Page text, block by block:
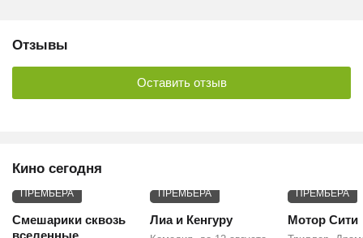
Отзывы
Оставить отзыв
Кино сегодня
ПРЕМЬЕРА
Смешарики сквозь
вселенные
ПРЕМЬЕРА
Лиа и Кенгуру
ПРЕМЬЕРА
Мотор Сити